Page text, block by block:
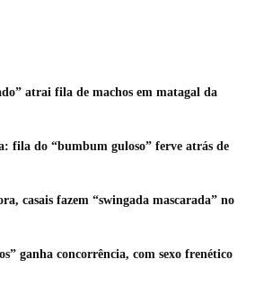
atrai fila de machos em matagal da
fila do “bumbum guloso” ferve atrás de
casais fazem “swingada mascarada” no
ganha concorrência, com sexo frenético